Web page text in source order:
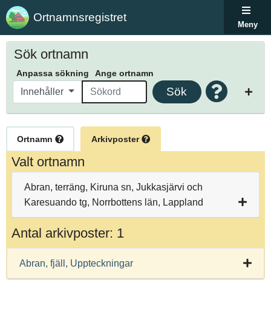
Ortnamnsregistret
Meny
Sök ortnamn
Anpassa sökning Ange ortnamn
Innehåller Sök
Ortnamn Arkivposter
Valt ortnamn
Abran, terräng, Kiruna sn, Jukkasjärvi och
Karesuando tg, Norrbottens län, Lappland
Antal arkivposter: 1
Abran, fjäll, Uppteckningar